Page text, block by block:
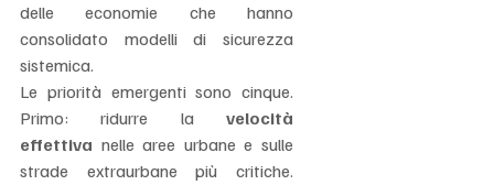
delle economie che hanno
consolidato modelli di sicurezza
sistemica.
Le priorità emergenti sono cinque.
Primo: ridurre la velocità
effettiva nelle aree urbane e sulle
strade extraurbane più critiche.